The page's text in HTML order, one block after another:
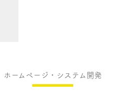
ホームページ・システム開発